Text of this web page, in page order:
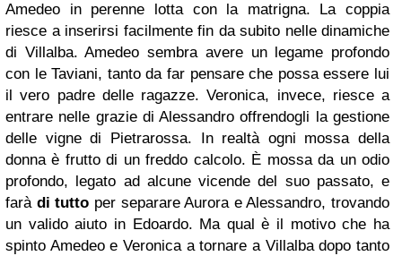
Amedeo in perenne lotta con la matrigna. La coppia
riesce a inserirsi facilmente fin da subito nelle dinamiche
di Villalba. Amedeo sembra avere un legame profondo
con le Taviani, tanto da far pensare che possa essere lui
il vero padre delle ragazze. Veronica, invece, riesce a
entrare nelle grazie di Alessandro offrendogli la gestione
delle vigne di Pietrarossa. In realtà ogni mossa della
donna è frutto di un freddo calcolo. È mossa da un odio
profondo, legato ad alcune vicende del suo passato, e
farà di tutto per separare Aurora e Alessandro, trovando
un valido aiuto in Edoardo. Ma qual è il motivo che ha
spinto Amedeo e Veronica a tornare a Villalba dopo tanto